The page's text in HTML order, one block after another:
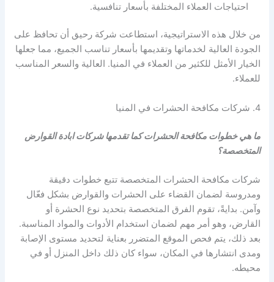
احتياجات العملاء المختلفة بأسعار تنافسية.
من خلال هذه الاستراتيجية، استطاعت شركة رحيق أن تحافظ على
الجودة العالية لخدماتها وتقديمها بأسعار تناسب الجميع، مما جعلها
الخيار الأمثل للكثير من العملاء في المنيا. العالية والسعر المناسب
للعملاء.
4. شركات مكافحة الحشرات في المنيا
ما هي خطوات مكافحة الحشرات كما تقدمها شركات ابادة القوارض
المتخصصة؟
شركات مكافحة الحشرات المتخصصة تتبع خطوات دقيقة
ومدروسة لضمان القضاء على الحشرات والقوارض بشكل فعّال
وآمن. بدايةً، تقوم الفرق المتخصصة بتحديد نوع الحشرة أو
القارض، وهو أمر مهم لضمان استخدام الأدوات والمواد المناسبة.
بعد ذلك، يتم فحص الموقع المتضرر بعناية لتحديد مستوى الإصابة
ومدى انتشارها في المكان، سواء كان ذلك داخل المنزل أو في
محيطه.